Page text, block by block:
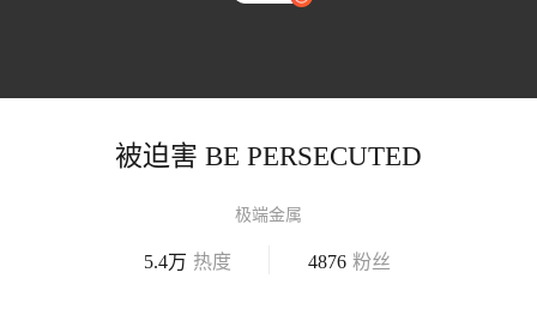
被迫害 BE PERSECUTED
极端金属
5.4万 热度 4876 粉丝